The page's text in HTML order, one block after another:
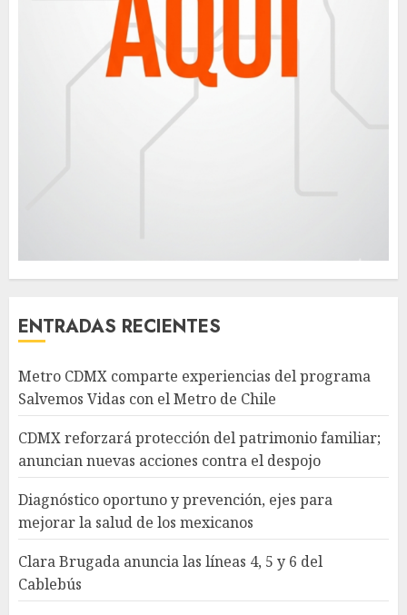
ENTRADAS RECIENTES
Metro CDMX comparte experiencias del programa
Salvemos Vidas con el Metro de Chile
CDMX reforzará protección del patrimonio familiar;
anuncian nuevas acciones contra el despojo
Diagnóstico oportuno y prevención, ejes para
mejorar la salud de los mexicanos
Clara Brugada anuncia las líneas 4, 5 y 6 del
Cablebús